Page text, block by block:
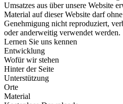
Umsatzes aus über unsere Website
Material auf dieser Website darf
Genehmigung nicht reproduziert,
oder anderweitig verwendet werden.
Lernen Sie uns kennen
Entwicklung
Wofür wir stehen
Hinter der Seite
Unterstützung
Orte
Material